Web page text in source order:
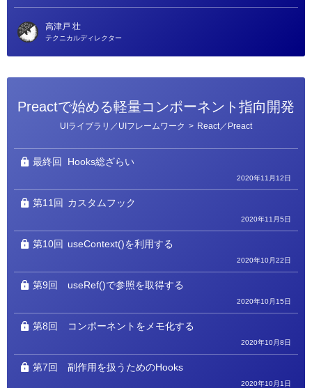
高津戸 壮
テクニカルディレクター
Preactで始める軽量コンポーネント指向開発
リ
ー
UIライブラリ／UIフレームワーク > React／Preact
最終回 Hooks総ざらい
2020年11月12日
第11回 カスタムフック
2020年11月5日
第10回 useContext()を利用する
2020年10月22日
第9回 useRef()で参照を取得する
2020年10月15日
第8回 コンポーネントをメモ化する
2020年10月8日
第7回 副作用を扱うためのHooks
2020年10月1日